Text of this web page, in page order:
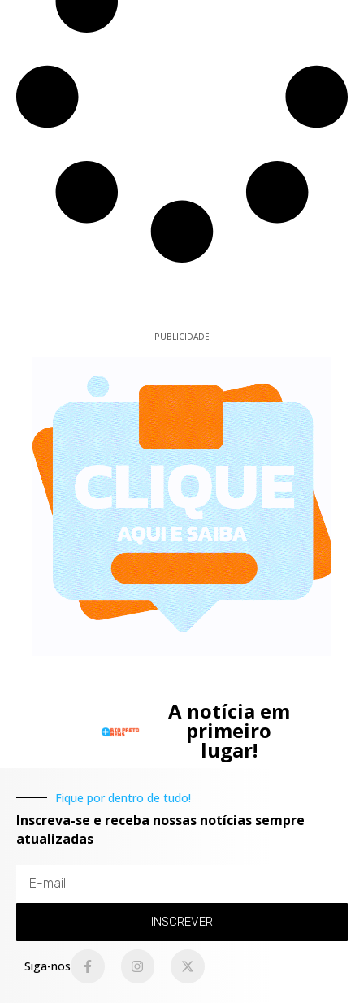
PUBLICIDADE
A notícia em
primeiro
lugar!
Fique por dentro de tudo!
Inscreva-se e receba nossas notícias sempre
atualizadas
INSCREVER
Siga-nos